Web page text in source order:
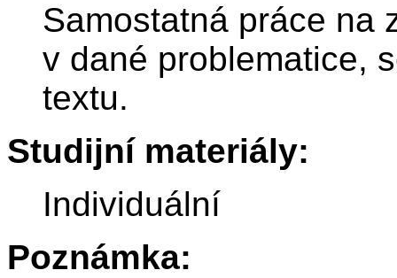
Samostatná práce na
v dané problematice,
textu.
Studijní materiály:
Individuální
Poznámka: